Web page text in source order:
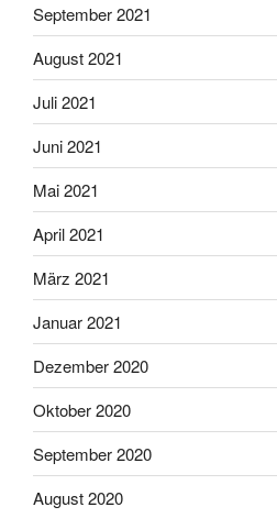
September 2021
August 2021
Juli 2021
Juni 2021
Mai 2021
April 2021
März 2021
Januar 2021
Dezember 2020
Oktober 2020
September 2020
August 2020